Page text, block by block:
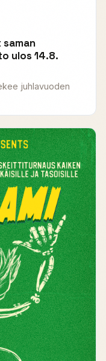
saman
ulos 14.8.
juhlavuoden